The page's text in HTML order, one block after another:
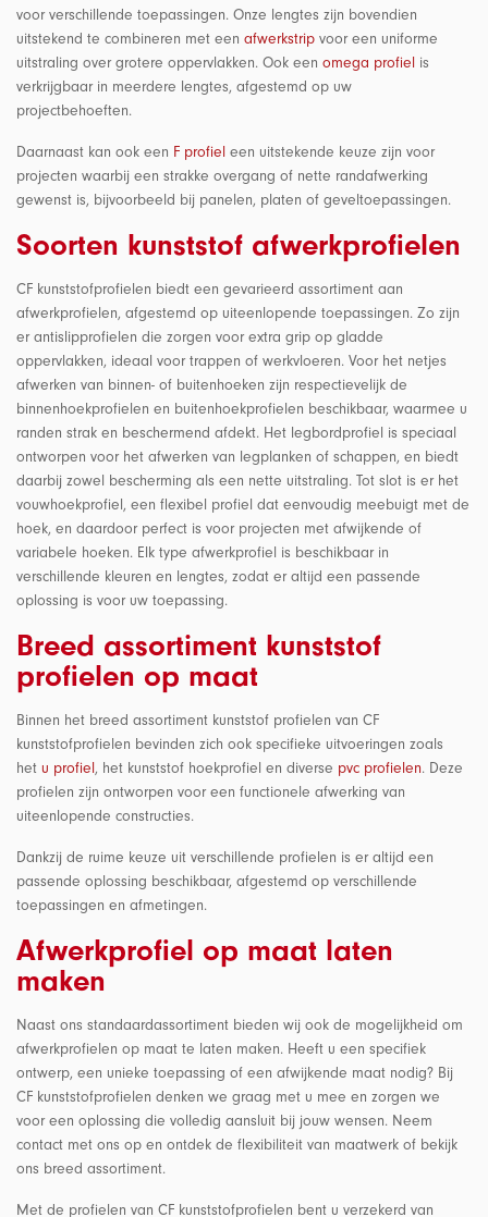
voor verschillende toepassingen. Onze lengtes zijn bovendien
uitstekend te combineren met een afwerkstrip voor een uniforme
uitstraling over grotere oppervlakken. Ook een omega profiel is
verkrijgbaar in meerdere lengtes, afgestemd op uw
projectbehoeften.
Daarnaast kan ook een F profiel een uitstekende keuze zijn voor
projecten waarbij een strakke overgang of nette randafwerking
gewenst is, bijvoorbeeld bij panelen, platen of geveltoepassingen.
Soorten kunststof afwerkprofielen
CF kunststofprofielen biedt een gevarieerd assortiment aan
afwerkprofielen, afgestemd op uiteenlopende toepassingen. Zo zijn
er antislipprofielen die zorgen voor extra grip op gladde
oppervlakken, ideaal voor trappen of werkvloeren. Voor het netjes
afwerken van binnen- of buitenhoeken zijn respectievelijk de
binnenhoekprofielen en buitenhoekprofielen beschikbaar, waarmee u
randen strak en beschermend afdekt. Het legbordprofiel is speciaal
ontworpen voor het afwerken van legplanken of schappen, en biedt
daarbij zowel bescherming als een nette uitstraling. Tot slot is er het
vouwhoekprofiel, een flexibel profiel dat eenvoudig meebuigt met de
hoek, en daardoor perfect is voor projecten met afwijkende of
variabele hoeken. Elk type afwerkprofiel is beschikbaar in
verschillende kleuren en lengtes, zodat er altijd een passende
oplossing is voor uw toepassing.
Breed assortiment kunststof
profielen op maat
Binnen het breed assortiment kunststof profielen van CF
kunststofprofielen bevinden zich ook specifieke uitvoeringen zoals
het u profiel, het kunststof hoekprofiel en diverse pvc profielen. Deze
profielen zijn ontworpen voor een functionele afwerking van
uiteenlopende constructies.
Dankzij de ruime keuze uit verschillende profielen is er altijd een
passende oplossing beschikbaar, afgestemd op verschillende
toepassingen en afmetingen.
Afwerkprofiel op maat laten
maken
Naast ons standaardassortiment bieden wij ook de mogelijkheid om
afwerkprofielen op maat te laten maken. Heeft u een specifiek
ontwerp, een unieke toepassing of een afwijkende maat nodig? Bij
CF kunststofprofielen denken we graag met u mee en zorgen we
voor een oplossing die volledig aansluit bij jouw wensen. Neem
contact met ons op en ontdek de flexibiliteit van maatwerk of bekijk
ons breed assortiment.
Met de profielen van CF kunststofprofielen bent u verzekerd van